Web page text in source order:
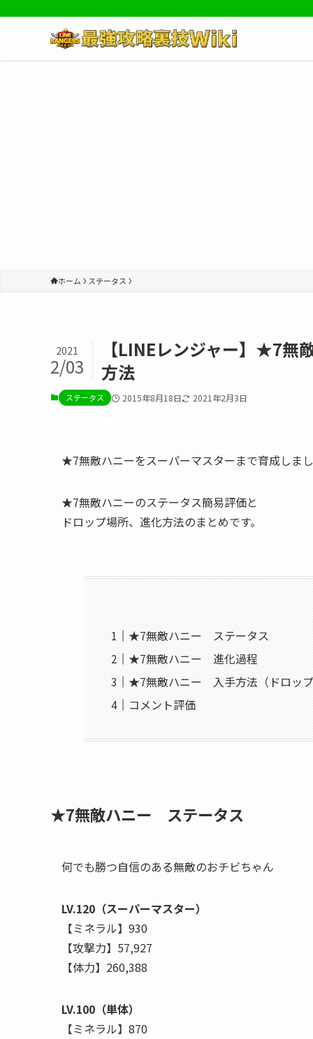
ホーム ステータス
【LINEレンジャー】★7無
方法
2021
2/03
ステータス 2015年8月18日 2021年2月3日
★7無敵ハニーをスーパーマスターまで育成しま
★7無敵ハニーのステータス簡易評価と
ドロップ場所、進化方法のまとめです。
★7無敵ハニー ステータス
★7無敵ハニー 進化過程
★7無敵ハニー 入手方法（ドロッ
コメント評価
★7無敵ハニー ステータス
何でも勝つ自信のある無敵のおチビちゃん
LV.120（スーパーマスター）
【ミネラル】930
【攻撃力】57,927
【体力】260,388
LV.100（単体）
【ミネラル】870